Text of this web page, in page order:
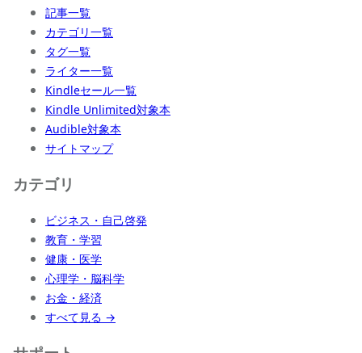
記事一覧
カテゴリ一覧
タグ一覧
ライター一覧
Kindleセール一覧
Kindle Unlimited対象本
Audible対象本
サイトマップ
カテゴリ
ビジネス・自己啓発
教育・学習
健康・医学
心理学・脳科学
お金・経済
すべて見る →